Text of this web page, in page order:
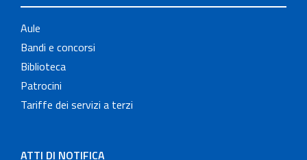
Aule
Bandi e concorsi
Biblioteca
Patrocini
Tariffe dei servizi a terzi
ATTI DI NOTIFICA